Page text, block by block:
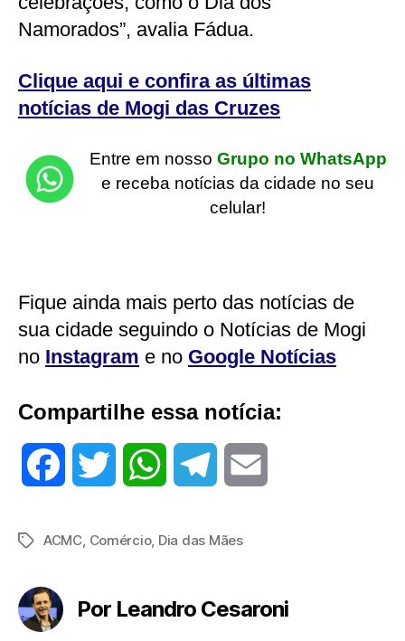
Namorados”, avalia Fádua.
Clique aqui e confira as últimas
notícias de Mogi das Cruzes
Entre em nosso Grupo no WhatsApp
e receba notícias da cidade no seu
celular!
Fique ainda mais perto das notícias de
sua cidade seguindo o Notícias de Mogi
no Instagram e no Google Notícias
Compartilhe essa notícia:
TagsACMC, Comércio, Dia das Mães
Por Leandro Cesaroni